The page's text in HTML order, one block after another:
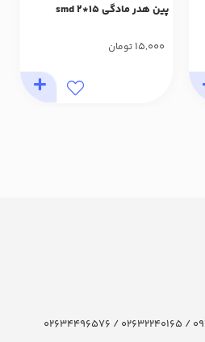
پین هدر مادگی 15*2 smd
15,000 تومان